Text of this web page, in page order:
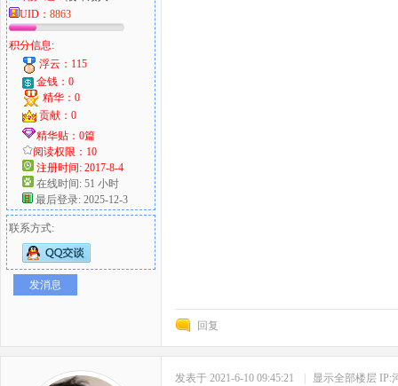
UID： 8863
积分信息:
浮云：115
金钱：0
精华：0
贡献：0
精华贴：0篇
阅读权限：10
注册时间: 2017-8-4
在线时间: 51 小时
最后登录: 2025-12-3
联系方式:
发消息
回复
发表于 2021-6-10 09:45:21 显示全部楼层 IP: